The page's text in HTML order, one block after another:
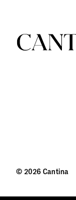
© 2026 Cantina